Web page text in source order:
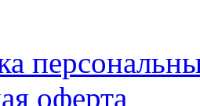
оферта